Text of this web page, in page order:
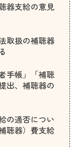
器支給の意見
取扱の補聴器
手帳」「補聴
出、補聴器の
の適否につい
聴器）費支給